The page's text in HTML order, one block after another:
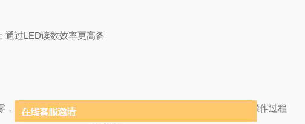
通过LED读数效率更高备
根据图谱直接进行定位，避免二次读数及计算，简化了实验操作过程